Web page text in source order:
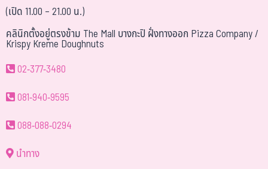
(เปิด 11.00 – 21.00 น.)
คลินิกตั้งอยู่ตรงข้าม The Mall บางกะปิ ฝั่งทางออก Pizza Company /
Krispy Kreme Doughnuts
02-377-3480
081-940-9595
088-088-0294
นำทาง